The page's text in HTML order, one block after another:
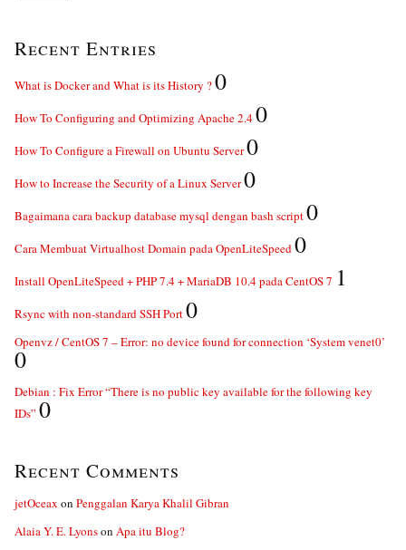
Recent Entries
What is Docker and What is its History ?0
How To Configuring and Optimizing Apache 2.40
How To Configure a Firewall on Ubuntu Server0
How to Increase the Security of a Linux Server0
Bagaimana cara backup database mysql dengan bash script0
Cara Membuat Virtualhost Domain pada OpenLiteSpeed0
Install OpenLiteSpeed + PHP 7.4 + MariaDB 10.4 pada CentOS 7 1
Rsync with non-standard SSH Port0
Openvz / CentOS 7 – Error: no device found for connection ‘System venet0’
0
Debian : Fix Error “There is no public key available for the following key
IDs” 0
Recent Comments
jetOceax on Penggalan Karya Khalil Gibran
Alaia Y. E. Lyonson Apa itu Blog?